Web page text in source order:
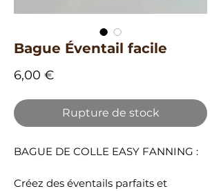
Bague Éventail facile
6,00 €Prix
Rupture de stock
BAGUE DE COLLE EASY FANNING :
Créez des éventails parfaits et